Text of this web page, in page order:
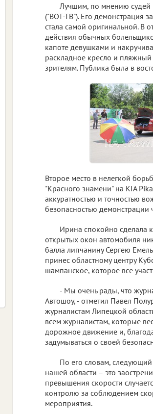
Лучшим, по мнению судей
("ВОТ-ТВ"). Его демонстрация
стала самой оригинальной. В
действия обычных
капоте девушками и
раскладное кресло и пляжный
зрителям. Публика была в
Второе место в нелегкой
"Красного знамени" на KIA
аккуратностью и точностью
безопасностью демонстрации
Ирина спокойно сделала
открытых окон автомобиля
балла липчанину Сергею
принес областному центру
шампанское, которое все
- Мы очень рады, что
Автошоу, - отметил Павел
журналистам Липецкой
всем журналистам, которые
дорожное движение и,
задумываться о своей
По его словам,
нашей области – это
превышения скорости
контролю за соблюдением
мероприятия.